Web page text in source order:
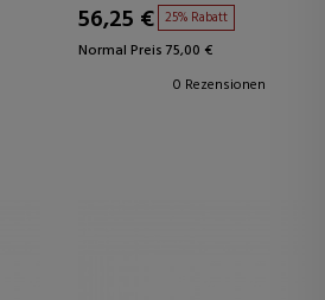
56,25 € 25% Rabatt
Normal Preis 75,00 €
0 Rezensionen